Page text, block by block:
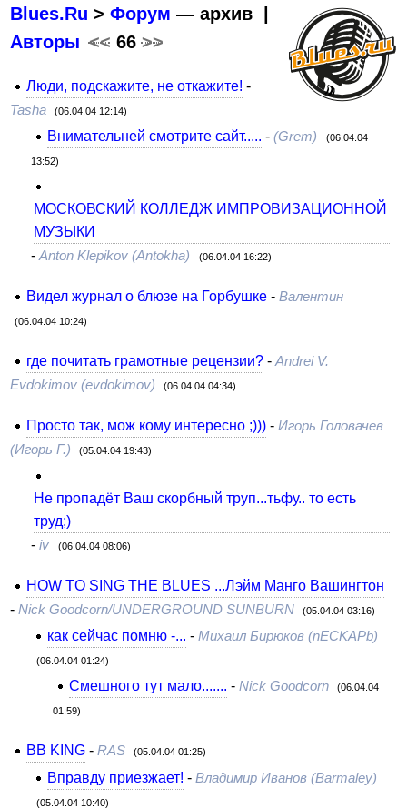
Blues.Ru > Форум — архив |
Авторы << 66>>
Люди, подскажите, не откажите! -
Tasha (06.04.04 12:14)
Внимательней смотрите сайт..... -(Grem) (06.04.04
13:52)
МОСКОВСКИЙ КОЛЛЕДЖ ИМПРОВИЗАЦИОННОЙ
МУЗЫКИ
-Anton Klepikov (Antokha) (06.04.04 16:22)
Видел журнал о блюзе на Горбушке- Валентин
(06.04.04 10:24)
где почитать грамотные рецензии?- Andrei V.
Evdokimov (evdokimov)
(06.04.04 04:34)
Просто так, мож кому интересно ;)))- Игорь Головачев
(Игорь Г.)
(05.04.04 19:43)
Не пропадёт Ваш скорбный труп...тьфу.. то есть
труд;)
-iv (06.04.04 08:06)
HOW TO SING THE BLUES ...Лэйм Манго Вашингтон
- Nick Goodcorn/UNDERGROUND SUNBURN (05.04.04 03:16)
как сейчас помню -... -Михаил Бирюков (nECKAPb)
(06.04.04 01:24)
Смешного тут мало....... - Nick Goodcorn (06.04.04
01:59)
BB KING- RAS (05.04.04 01:25)
Вправду приезжает! -Владимир Иванов (Barmaley)
(05.04.04 10:40)